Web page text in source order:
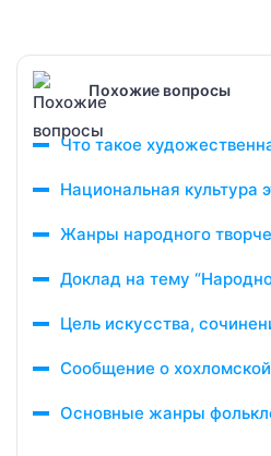
Похожие вопросы
Что такое
Национальная культура
Жанры народного
Доклад на тему
Цель искусства,
Сообщение о
Основные жанры